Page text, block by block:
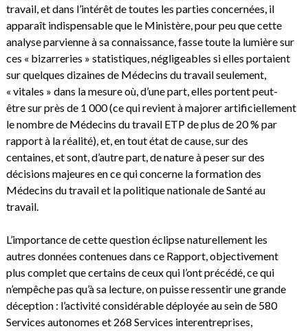
travail, et dans l’intérêt de toutes les parties concernées, il
apparaît indispensable que le Ministère, pour peu que cette
analyse parvienne à sa connaissance, fasse toute la lumière sur
ces « bizarreries » statistiques, négligeables si elles portaient
sur quelques dizaines de Médecins du travail seulement,
« vitales » dans la mesure où, d’une part, elles portent peut-
être sur près de 1 000 (ce qui revient à majorer artificiellement
le nombre de Médecins du travail ETP de plus de 20 % par
rapport à la réalité), et, en tout état de cause, sur des
centaines, et sont, d’autre part, de nature à peser sur des
décisions majeures en ce qui concerne la formation des
Médecins du travail et la politique nationale de Santé au
travail.
L’importance de cette question éclipse naturellement les
autres données contenues dans ce Rapport, objectivement
plus complet que certains de ceux qui l’ont précédé, ce qui
n’empêche pas qu’à sa lecture, on puisse ressentir une grande
déception : l’activité considérable déployée au sein de 580
Services autonomes et 268 Services interentreprises,